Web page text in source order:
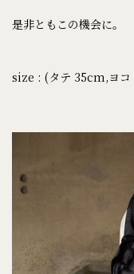
是非ともこの機会に。
size : (タテ 35cm,ヨ